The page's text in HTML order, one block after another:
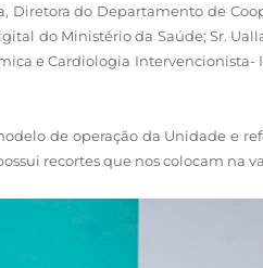
do Departamento de
do Ministério da Saúde; Sr.
e Cardiologia
de operação da Unidade e
recortes que nos colocam na